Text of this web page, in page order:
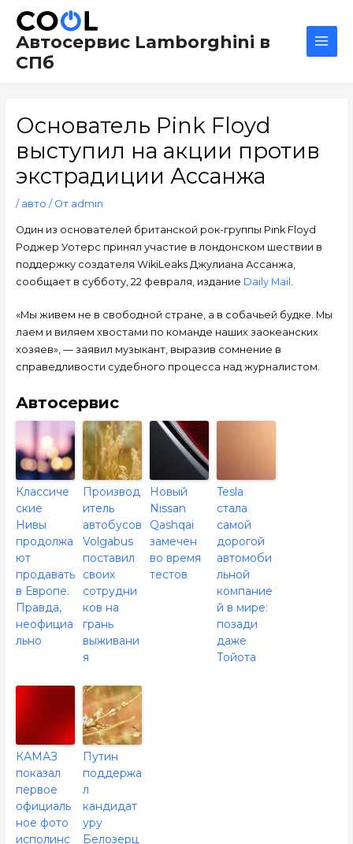
содержимому
Автосервис Lamborghini в
СПб
Основатель Pink Floyd
выступил на акции против
экстрадиции Ассанжа
/ авто / От admin
Один из основателей британской рок-группы Pink Floyd
Роджер Уотерс принял участие в лондонском шествии в
поддержку создателя WikiLeaks Джулиана Ассанжа,
сообщает в субботу, 22 февраля, издание Daily Mail
«Мы живем не в свободной стране, а в собачьей будке. Мы
лаем и виляем хвостами по команде наших заокеанских
хозяев», — заявил музыкант, выразив сомнение в
справедливости судебного процесса над журналистом.
Автосервис
Классиче
ские
Нивы
продолжа
ют
продавать
в Европе.
Правда,
неофициа
льно
Производ
итель
автобусов
Volgabus
поставил
своих
сотрудни
ков на
грань
выживани
я
Новый
Nissan
Qashqai
замечен
во время
тестов
Tesla
стала
самой
дорогой
автомоби
льной
компание
й в мире:
позади
даже
Тойота
КАМАЗ
показал
первое
официаль
ное фото
исполинс
Путин
поддержа
л
кандидат
уру
Белозерц
по
записям